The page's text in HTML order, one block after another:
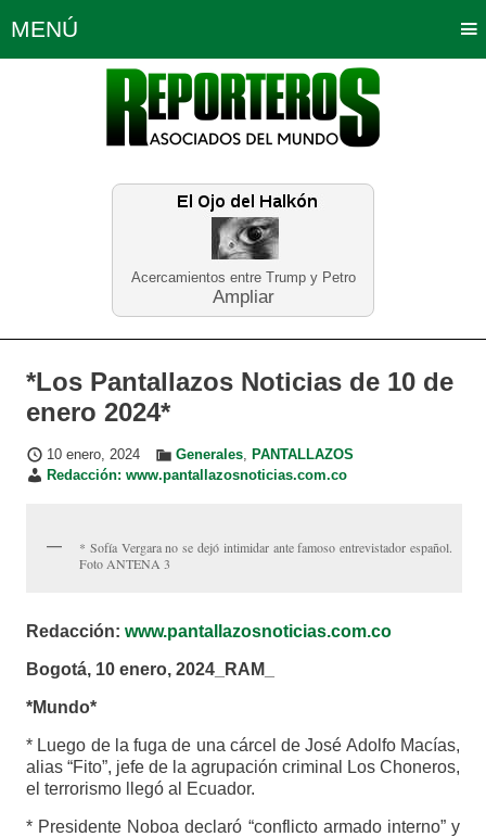
Acercamientos entre Trump y Petro
Ampliar
MENÚ
Política Opinión Bogotá
Planeta Tierra Deportes
Educación Neira
*Los Pantallazos Noticias de 10 de
enero 2024*
10 enero, 2024 Generales, PANTALLAZOS
Redacción: www.pantallazosnoticias.com.co
* Sofía Vergara no se dejó intimidar ante famoso entrevistador español.
Foto ANTENA 3
Redacción: www.pantallazosnoticias.com.co
Bogotá, 10 enero, 2024_RAM_
*Mundo*
* Luego de la fuga de una cárcel de José Adolfo Macías,
alias “Fito”, jefe de la agrupación criminal Los Choneros,
el terrorismo llegó al Ecuador.
* Presidente Noboa declaró “conflicto armado interno” y